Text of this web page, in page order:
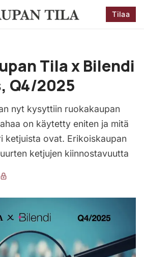
Tilaa
Tila x Bilendi
Q4/2025
nyt kysyttiin ruokakaupan
on käytetty eniten ja mitä
ketjuista ovat. Erikoiskaupan
ketjujen kiinnostavuutta